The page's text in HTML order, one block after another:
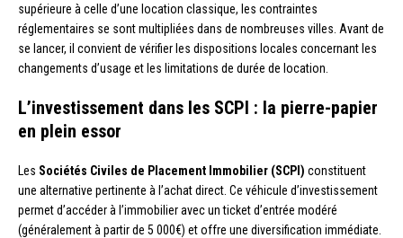
supérieure à celle d’une location classique, les contraintes
réglementaires se sont multipliées dans de nombreuses villes. Avant de
se lancer, il convient de vérifier les dispositions locales concernant les
changements d’usage et les limitations de durée de location.
L’investissement dans les SCPI : la pierre-papier
en plein essor
Les Sociétés Civiles de Placement Immobilier (SCPI) constituent
une alternative pertinente à l’achat direct. Ce véhicule d’investissement
permet d’accéder à l’immobilier avec un ticket d’entrée modéré
(généralement à partir de 5 000€) et offre une diversification immédiate.